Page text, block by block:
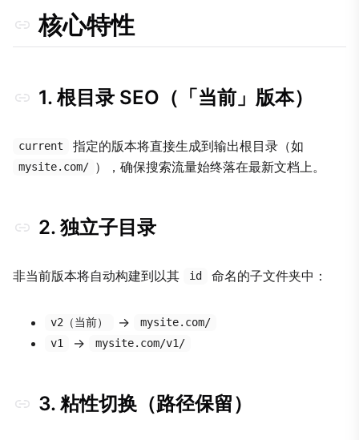
核心特性
1. 根目录 SEO（「当前」版本）
current 指定的版本将直接生成到输出根目录（如
mysite.com/ ），确保搜索流量始终落在最新文档上。
2. 独立子目录
非当前版本将自动构建到以其 id 命名的子文件夹中：
v2（当前） →
mysite.com/
v1
→ mysite.com/v1/
3. 粘性切换（路径保留）